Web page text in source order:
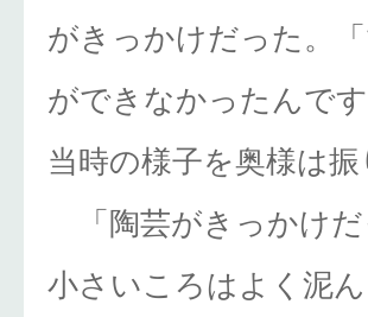
がきっかけだった。
ができなかったんで
当時の様子を奥様は振
「陶芸がきっかけ
小さいころはよく泥